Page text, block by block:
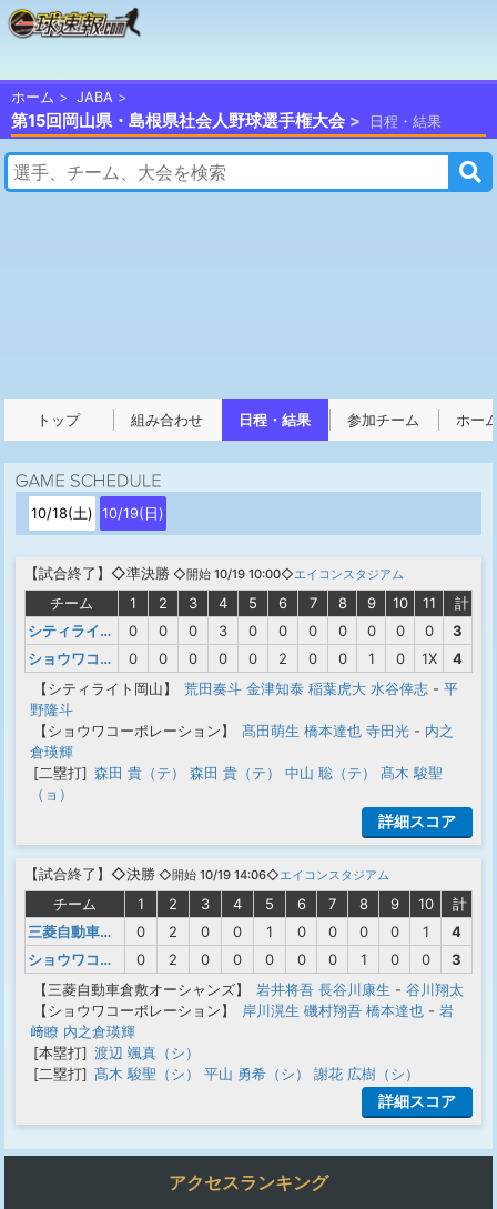
ホーム JABA
第15回岡山県・島根県社会人野球選手権大会 日程・結果
トップ 組み合わせ 日程・結果 参加チーム ホー
10/18(土) 10/19(日)
【試合終了 】◇準決勝 ◇開始 10/19 10:00◇エイコンスタジアム
チーム 1 2 3 4 5 6 7 8 9 10 11
計
シティライト岡山
0 0 0 3 0 0 0 0 0 0 0
3
ショウワコーポレーション
0 0 0 0 0 2 0 0 1 0 1X
4
【シティライト岡山】
荒田奏斗 金津知泰 稲葉虎大 水谷倖志 - 平
野隆斗
【ショウワコーポレーション】
髙田萌生 橋本達也 寺田光 - 内之
倉瑛輝
[二塁打] 森田 貴（テ） 森田 貴（テ） 中山 聡（テ）
髙木 駿聖
（ョ）
詳細スコア
【試合終了 】◇決勝 ◇開始 10/19 14:06◇エイコンスタジアム
チーム 1 2 3 4 5 6 7 8 9 10
計
三菱自動車倉敷オーシャンズ
0 2 0 0 1 0 0 0 0 1
4
ショウワコーポレーション
0 2 0 0 0 0 0 1 0 0
3
【三菱自動車倉敷オーシャンズ】
岩井将吾 長谷川康生 - 谷川翔太
【ショウワコーポレーション】
岸川滉生 磯村翔吾 橋本達也 - 岩
﨑瞭 内之倉瑛輝
[本塁打] 渡辺 颯真（シ）
[二塁打] 髙木 駿聖（シ） 平山 勇希（シ） 謝花 広樹（シ）
詳細スコア
アクセスランキング